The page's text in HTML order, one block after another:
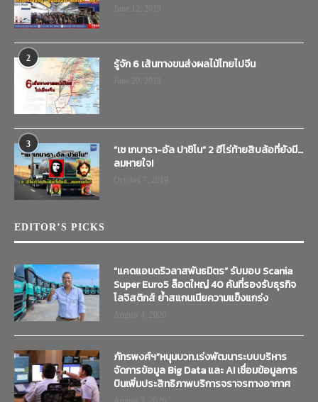
2 รู้จัก 6 เส้นทางขนส่งผลไม้ไทยไปจีน
3
“เช เกบารา-อัล ปาชิโน” 2 ฮีโร่ท้ายสิบล้อที่ยังมี…
ลมหายใจ!
EDITOR’S PICKS
“แคดแอนดริวลาสพันธมิตร” รับมอบ Scania
Super Euro5 ล็อตใหญ่ 40 คันที่รองรับธุรกิจ
โลจิสติกส์ ย้ำสแกนเนียความแข็งแกร่ง
ภัทรพงศ์ฯ”หนุนบวท.เร่งพัฒนาระบบบริหาร
จัดการข้อมูล Big Data และ AI เชื่อมข้อมูลการ
บินเพิ่มประสิทธิภาพบริการจราจรทางอากาศ